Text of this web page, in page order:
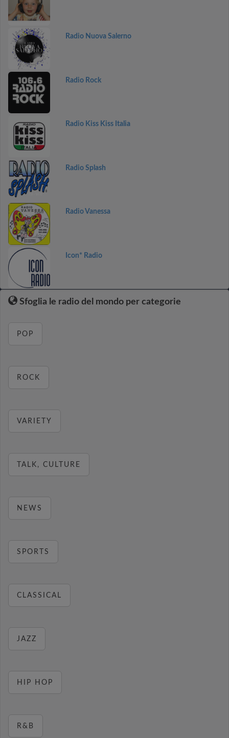
Radio Nuova Salerno
Radio Rock
Radio Kiss Kiss Italia
Radio Splash
Radio Vanessa
Icon* Radio
Sfoglia le radio del mondo per categorie
POP
ROCK
VARIETY
TALK, CULTURE
NEWS
SPORTS
CLASSICAL
JAZZ
HIP HOP
R&B